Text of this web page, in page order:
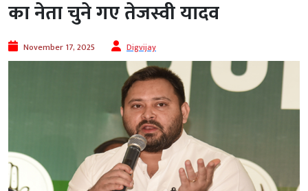
का नेता चुने गए तेजस्वी यादव
November 17, 2025 Digvijay